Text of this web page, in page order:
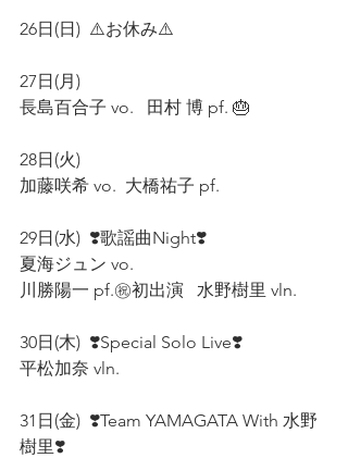
26日(日)  ⚠️お休み⚠️
27日(月)
長島百合子 vo.   田村 博 pf. 🎂
28日(火)
加藤咲希 vo.  大橋祐子 pf.
29日(水)  ❣️歌謡曲Night❣️
夏海ジュン vo.
川勝陽一 pf.㊗初出演   水野樹里 vln.
30日(木)  ❣️Special Solo Live❣️
平松加奈 vln.
31日(金)  ❣️Team YAMAGATA With 水野
樹里❣️